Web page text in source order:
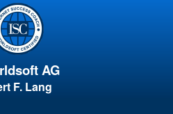
AG
F. Lang